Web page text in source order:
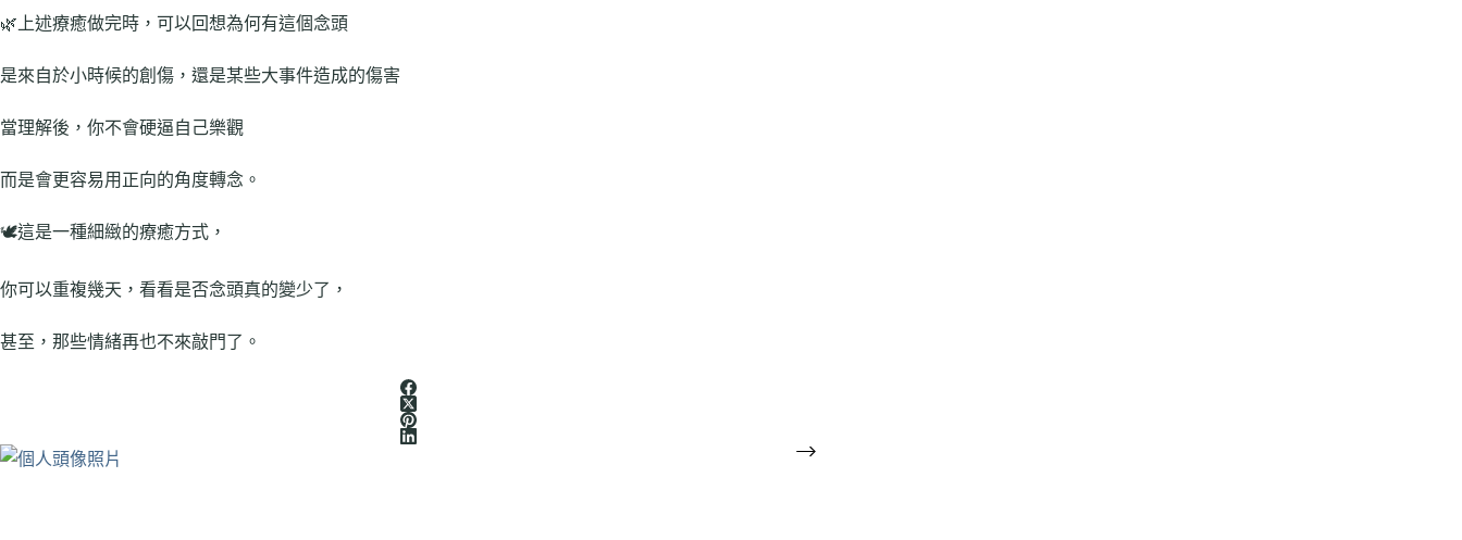
🌿上述療癒做完時，可以回想為何有這個念頭
是來自於小時候的創傷，還是某些大事件造成的傷害
當理解後，你不會硬逼自己樂觀
而是會更容易用正向的角度轉念。
🕊️這是一種細緻的療癒方式，
你可以重複幾天，看看是否念頭真的變少了，
甚至，那些情緒再也不來敲門了。